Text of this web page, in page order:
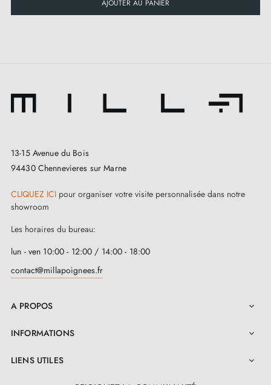
AJOUTER AU PANIER
13-15 Avenue du Bois
94430 Chennevieres sur Marne
CLIQUEZ ICI pour organiser votre visite personnalisée dans notre
showroom
Les horaires du bureau:
lun - ven 10:00 - 12:00 / 14:00 - 18:00
contact@millapoignees.fr
A PROPOS 
INFORMATIONS 
LIENS UTILES 